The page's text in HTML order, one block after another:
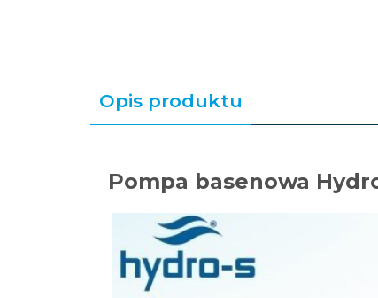
Opis produktu
Pompa basenowa